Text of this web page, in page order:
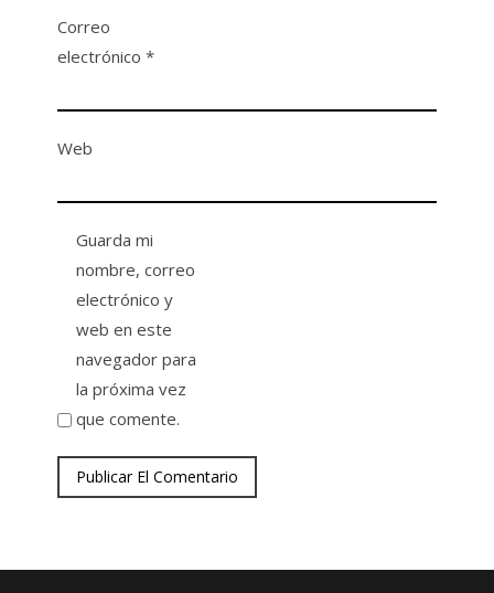
Correo
electrónico*
Web
Guarda mi
nombre, correo
electrónico y
web en este
navegador para
la próxima vez
que comente.